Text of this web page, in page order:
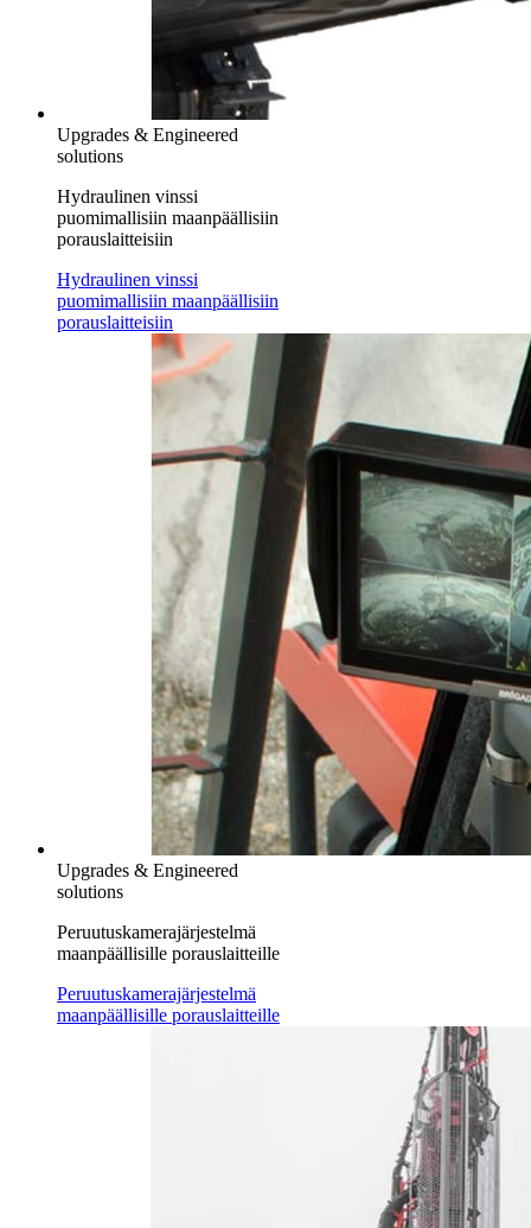
Upgrades & Engineered
solutions
Hydraulinen vinssi
puomimallisiin maanpäällisiin
porauslaitteisiin
Hydraulinen vinssi
puomimallisiin maanpäällisiin
porauslaitteisiin
Upgrades & Engineered
solutions
Peruutuskamerajärjestelmä
maanpäällisille porauslaitteille
Peruutuskamerajärjestelmä
maanpäällisille porauslaitteille